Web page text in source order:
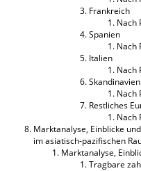
Frankreich
Nach
Spanien
Nach
Italien
Nach
Skandinavien
Nach
Restliches
Nach
Marktanalyse, Einblicke
im asiatisch-pazifischen
Marktanalyse,
Tragbare